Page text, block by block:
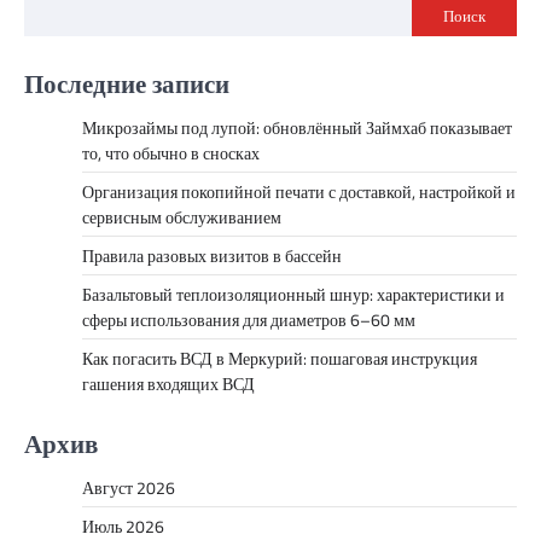
Поиск
Последние записи
Микрозаймы под лупой: обновлённый Займхаб показывает
то, что обычно в сносках
Организация покопийной печати с доставкой, настройкой и
сервисным обслуживанием
Правила разовых визитов в бассейн
Базальтовый теплоизоляционный шнур: характеристики и
сферы использования для диаметров 6–60 мм
Как погасить ВСД в Меркурий: пошаговая инструкция
гашения входящих ВСД
Архив
Август 2026
Июль 2026